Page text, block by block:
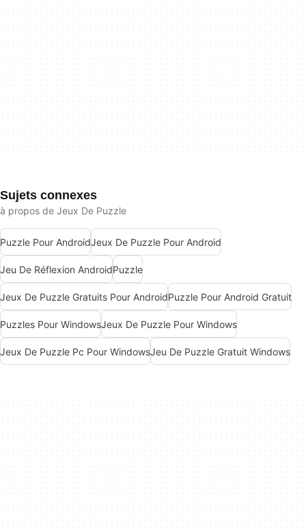
Sujets connexes
à propos de Jeux De Puzzle
Puzzle Pour AndroidJeux De Puzzle Pour Android
Jeu De Réflexion AndroidPuzzle
Jeux De Puzzle Gratuits Pour AndroidPuzzle Pour Android Gratuit
Puzzles Pour WindowsJeux De Puzzle Pour Windows
Jeux De Puzzle Pc Pour WindowsJeu De Puzzle Gratuit Windows